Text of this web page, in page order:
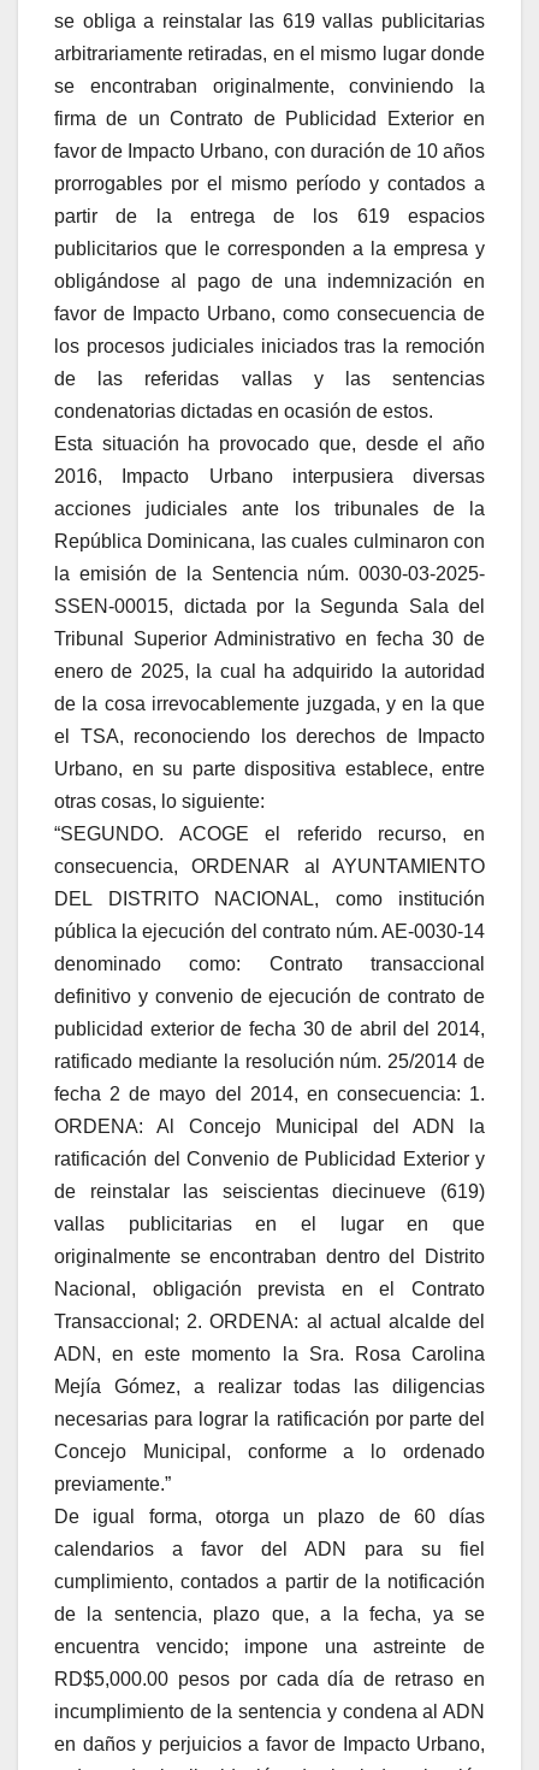
se obliga a reinstalar las 619 vallas publicitarias
arbitrariamente retiradas, en el mismo lugar donde
se encontraban originalmente, conviniendo la
firma de un Contrato de Publicidad Exterior en
favor de Impacto Urbano, con duración de 10 años
prorrogables por el mismo período y contados a
partir de la entrega de los 619 espacios
publicitarios que le corresponden a la empresa y
obligándose al pago de una indemnización en
favor de Impacto Urbano, como consecuencia de
los procesos judiciales iniciados tras la remoción
de las referidas vallas y las sentencias
condenatorias dictadas en ocasión de estos.
Esta situación ha provocado que, desde el año
2016, Impacto Urbano interpusiera diversas
acciones judiciales ante los tribunales de la
República Dominicana, las cuales culminaron con
la emisión de la Sentencia núm. 0030-03-2025-
SSEN-00015, dictada por la Segunda Sala del
Tribunal Superior Administrativo en fecha 30 de
enero de 2025, la cual ha adquirido la autoridad
de la cosa irrevocablemente juzgada, y en la que
el TSA, reconociendo los derechos de Impacto
Urbano, en su parte dispositiva establece, entre
otras cosas, lo siguiente:
“SEGUNDO. ACOGE el referido recurso, en
consecuencia, ORDENAR al AYUNTAMIENTO
DEL DISTRITO NACIONAL, como institución
pública la ejecución del contrato núm. AE-0030-14
denominado como: Contrato transaccional
definitivo y convenio de ejecución de contrato de
publicidad exterior de fecha 30 de abril del 2014,
ratificado mediante la resolución núm. 25/2014 de
fecha 2 de mayo del 2014, en consecuencia: 1.
ORDENA: Al Concejo Municipal del ADN la
ratificación del Convenio de Publicidad Exterior y
de reinstalar las seiscientas diecinueve (619)
vallas publicitarias en el lugar en que
originalmente se encontraban dentro del Distrito
Nacional, obligación prevista en el Contrato
Transaccional; 2. ORDENA: al actual alcalde del
ADN, en este momento la Sra. Rosa Carolina
Mejía Gómez, a realizar todas las diligencias
necesarias para lograr la ratificación por parte del
Concejo Municipal, conforme a lo ordenado
previamente.”
De igual forma, otorga un plazo de 60 días
calendarios a favor del ADN para su fiel
cumplimiento, contados a partir de la notificación
de la sentencia, plazo que, a la fecha, ya se
encuentra vencido; impone una astreinte de
RD$5,000.00 pesos por cada día de retraso en
incumplimiento de la sentencia y condena al ADN
en daños y perjuicios a favor de Impacto Urbano,